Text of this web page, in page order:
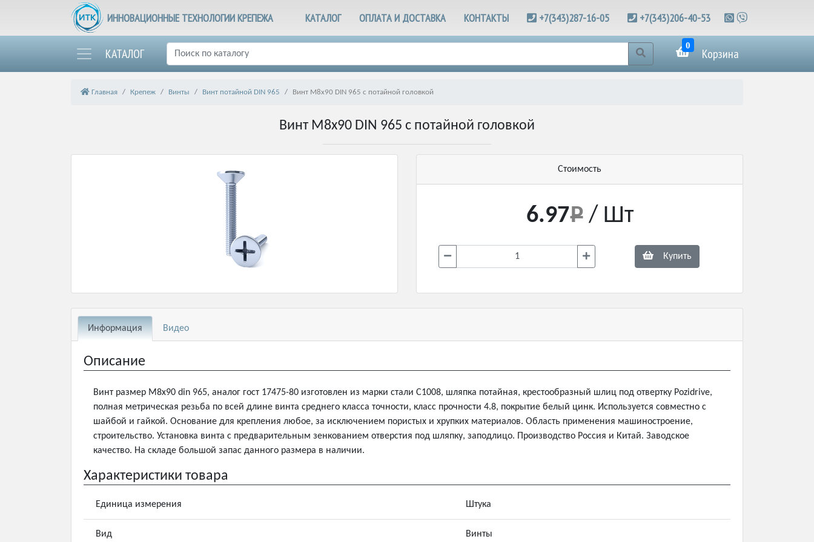
ИННОВАЦИОННЫЕ ТЕХНОЛОГИИ КРЕПЕЖА КАТАЛОГ ОПЛАТА И ДОСТАВКА КОНТАКТЫ +7(343)287-16-05 +7(343)206-40-53
КАТАЛОГ
0
Корзина
Главная Крепеж Винты Винт потайной DIN 965 Винт М8х90 DIN 965 с потайной головкой
Винт М8х90 DIN 965 с потайной головкой
Стоимость
6.97 / Шт
Купить
Информация Видео
Описание
Винт размер М8х90 din 965, аналог гост 17475-80 изготовлен из марки стали С1008, шляпка потайная, крестообразный шлиц под отвертку Pozidrive,
полная метрическая резьба по всей длине винта среднего класса точности, класс прочности 4.8, покрытие белый цинк. Используется совместно с
шайбой и гайкой. Основание для крепления любое, за исключением пористых и хрупких материалов. Область применения машиностроение,
строительство. Установка винта с предварительным зенкованием отверстия под шляпку, заподлицо. Производство Россия и Китай. Заводское
качество. На складе большой запас данного размера в наличии.
Характеристики товара
Единица измерения Штука
Вид Винты